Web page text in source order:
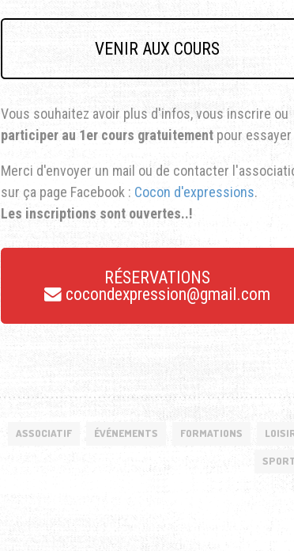
VENIR AUX COURS
Vous souhaitez avoir plus d'infos, vous inscrire ou
participer au 1er cours gratuitementpour essayer
Merci d'envoyer un mail ou de contacter
sur ça page Facebook : Cocon d'expressions.
Les inscriptions sont ouvertes..!
RÉSERVATIONS
cocondexpression@gmail.com
ASSOCIATIF ÉVÉNEMENTS FORMATIONS